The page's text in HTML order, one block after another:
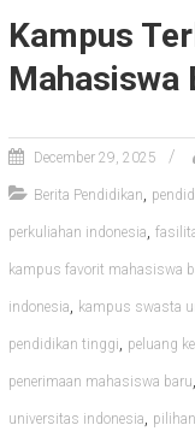
Kampus
Mahasiswa
December 29, 2025
Berita Pendidikan,
perkuliahan indonesia,
kampus favorit mahasiswa
indonesia, kampus swasta
pendidikan tinggi, peluang
penerimaan mahasiswa baru,
universitas indonesia,